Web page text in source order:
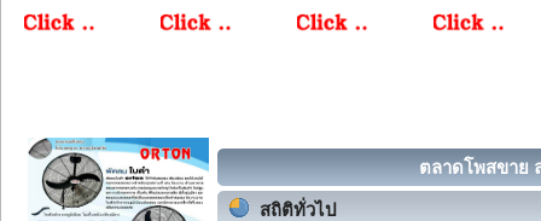
ตลาดโพสขาย
สถิติทั่วไป